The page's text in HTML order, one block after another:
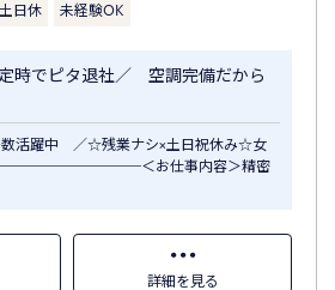
土日休 未経験OK
時でピタ退社／ 空調完備だから
活躍中 ／☆残業ナシ×土日祝休み☆女
＜お仕事内容＞精密
詳細を見る